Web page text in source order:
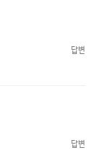
답변
답변